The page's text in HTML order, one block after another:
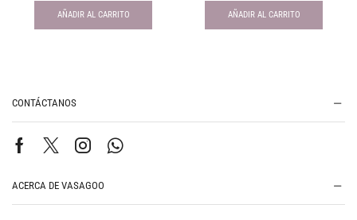
AÑADIR AL CARRITO AÑADIR AL CARRITO
CONTÁCTANOS
ACERCA DE VASAGOO